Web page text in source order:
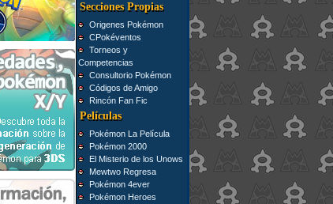
Secciones Propias
Origenes Pokémon
CPokéventos
Torneos y
Competencias
Consultorio Pokémon
Códigos de Amigo
Rincón Fan Fic
Películas
Pokémon La Película
Pokémon 2000
El Misterio de los Unows
Mewtwo Regresa
Pokémon 4ever
Pokémon Heroes